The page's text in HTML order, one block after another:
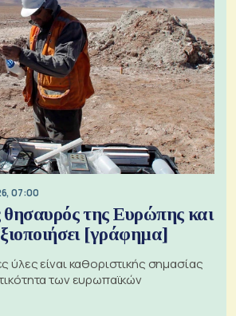
07:00
της Ευρώπης και
[γράφημα]
ύλες είναι καθοριστικής σημασίας
των ευρωπαϊκών